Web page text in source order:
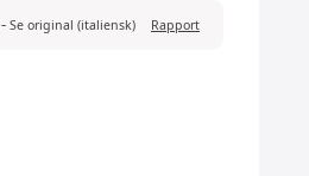
- Se original (italiensk) Rapport